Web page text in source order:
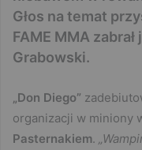
Głos na temat
FAME MMA
Grabowski.
„Don Diego”
organizacji w miniony
Pasternakiem.